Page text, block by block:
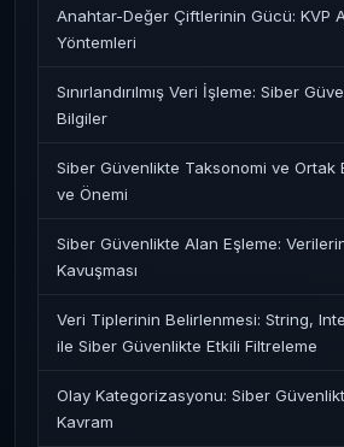
Anahtar-Değer Çiftlerinin Gücü: KVP
Yöntemleri
Sınırlandırılmış Veri İşleme: Siber
Bilgiler
Siber Güvenlikte Taksonomi ve Ortak
ve Önemi
Siber Güvenlikte Alan Eşleme:
Kavuşması
Veri Tiplerinin Belirlenmesi: String,
ile Siber Güvenlikte Etkili Filtreleme
Olay Kategorizasyonu: Siber
Kavram